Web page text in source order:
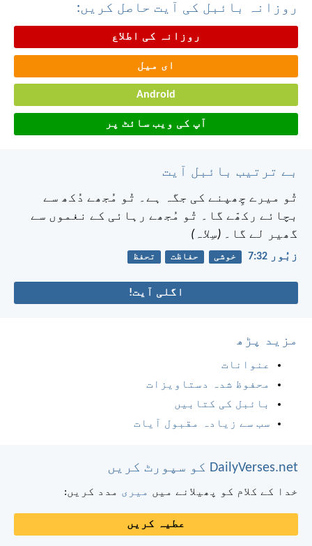
روزانہ بائبل کی آیت حاصل کریں:
روزانہ کی اطلاع
ای میل
Android
آپ کی ویب سائٹ پر
بے ترتیب بائبل آیت
تُو میرے چِھپنے کی جگہ ہے۔ تُو مُجھے دُکھ سے
بچائے رکھّے گا۔ تُو مُجھے رہائی کے نغموں سے
گھیر لے گا۔ (سِلاہ)
زبُور 32:‏7 خوشی حفاظت تحفظ
اگلی آیت!
مزید پڑھ
عنوانات
محفوظ شدہ دستاویزات
بائبل کی کتابیں
سب سے زیادہ مقبول آیات
DailyVerses.net کو سپورٹ کریں
خدا کے کلام کو پھیلانے میں میری مدد کریں:
عطیہ کریں